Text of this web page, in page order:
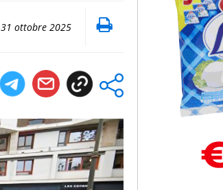
31 ottobre 2025